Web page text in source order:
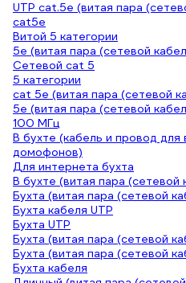
UTP cat.5e (витая пара
cat5e
Витой 5 категории
5e (витая пара (сетевой
Сетевой cat 5
5 категории
cat 5e (витая пара (сетевой
5e (витая пара (сетевой
100 МГц
В бухте (кабель и провод
домофонов)
Для интернета бухта
В бухте (витая пара (сетевой
Бухта (витая пара (сетевой
Бухта кабеля UTP
Бухта UTP
Бухта (витая пара (сетевой
Бухта (витая пара (сетевой
Бухта кабеля